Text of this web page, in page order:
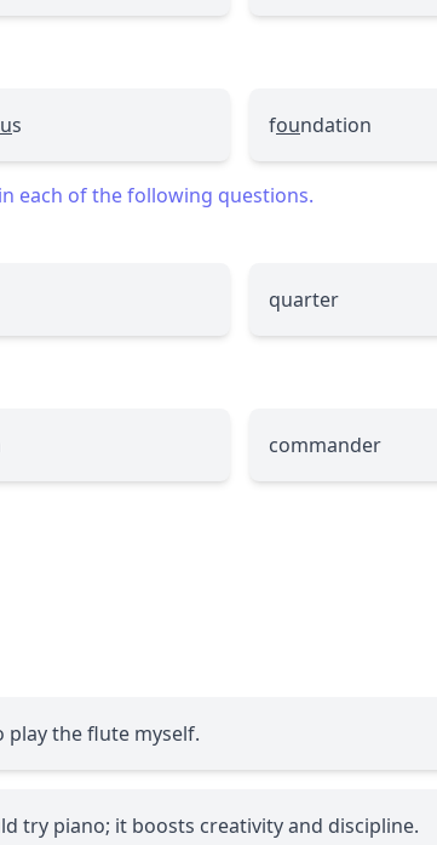
s foundation
each of the following questions.
quarter
commander
play the flute myself.
try piano; it boosts creativity and discipline.